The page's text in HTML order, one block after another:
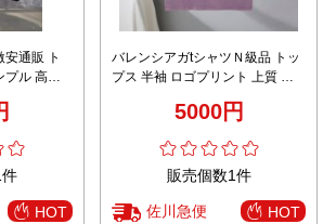
通販 ト
プル 高品
HOT
バレンシアガtシャツＮ級品 トッ
プス 半袖 ロゴプリント 上質 パ
5000円
販売個数1件
佐川急便 HOT